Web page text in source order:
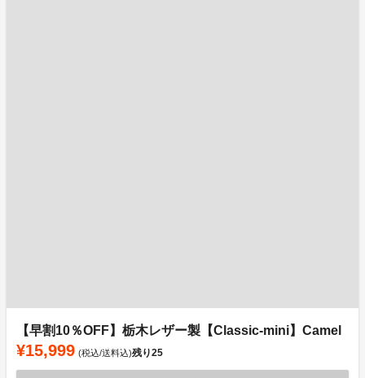
【早割10％OFF】栃木レザー製【Classic-mini】Camel
¥15,999 (税込/送料込)残り25